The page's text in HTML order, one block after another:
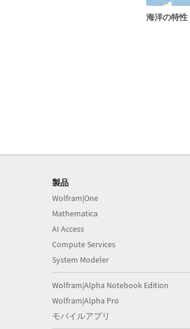
海洋の特性
製品
Wolfram|One
Mathematica
AI Access
Compute Services
System Modeler
Wolfram|Alpha Notebook Edition
Wolfram|Alpha Pro
モバイルアプリ